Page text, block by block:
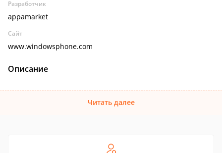
Разработчик
appamarket
Сайт
www.windowsphone.com
Описание
Читать далее